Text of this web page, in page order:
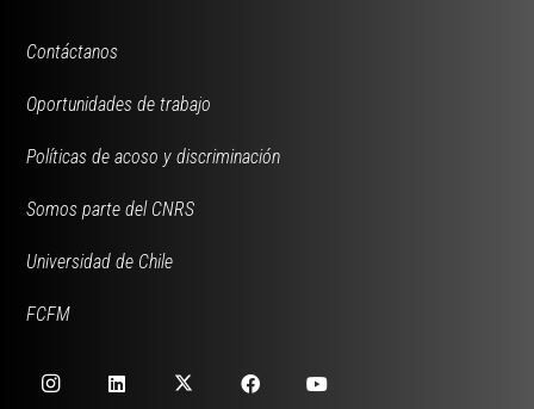
Contáctanos
Oportunidades de trabajo
Políticas de acoso y discriminación
Somos parte del CNRS
Universidad de Chile
FCFM